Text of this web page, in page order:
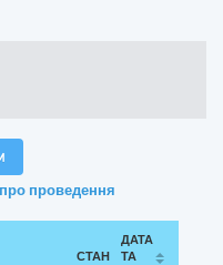
проведення
СТАН
ДАТА
ТА